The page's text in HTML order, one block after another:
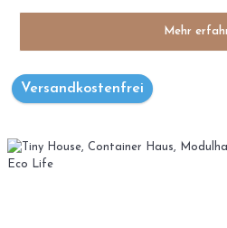
Mehr
Versandkostenfrei